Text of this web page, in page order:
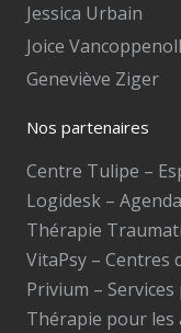
Jessica Urbain
Joice
Geneviève Ziger
Nos partenaires
Centre Tulipe –
Logidesk –
Thérapie
VitaPsy – Centres
Privium –
Thérapie pour les